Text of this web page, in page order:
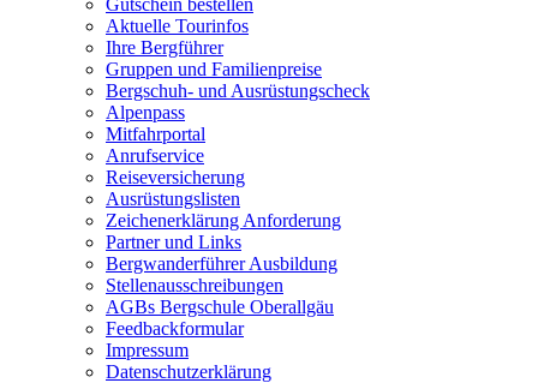
Gutschein bestellen
Aktuelle Tourinfos
Ihre Bergführer
Gruppen und Familienpreise
Bergschuh- und Ausrüstungscheck
Alpenpass
Mitfahrportal
Anrufservice
Reiseversicherung
Ausrüstungslisten
Zeichenerklärung Anforderung
Partner und Links
Bergwanderführer Ausbildung
Stellenausschreibungen
AGBs Bergschule Oberallgäu
Feedbackformular
Impressum
Datenschutzerklärung